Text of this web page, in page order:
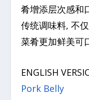
肴增添层次感和
传统调味料, 不
菜肴更加鲜美可
ENGLISH
Pork Belly